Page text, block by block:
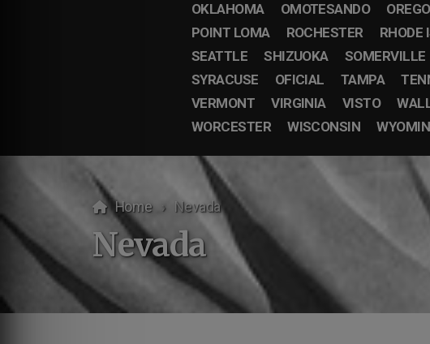
OKLAHOMA
OMOTESANDO
POINT LOMA
ROCHESTER RHODE
SEATTLE
SHIZUOKA SOMERVILLE
SYRACUSE
OFICIAL TAMPA
VERMONT
VIRGINIA VISTO
WORCESTER
WISCONSIN
Home Nevada
Nevada